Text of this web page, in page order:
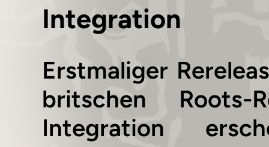
Integration
Erstmaliger
britschen Roots-
Integration